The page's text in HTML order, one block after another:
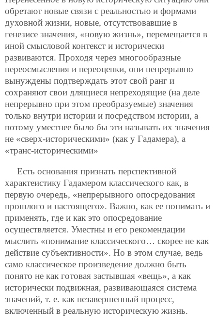
обретают новые связи с реальностью и формами
духовной жизни, новые, отсутствовавшие в
генезисе значения, «новую жизнь», перемещается в
иной смысловой контекст и исторически
развиваются. Проходя через многообразные
переосмысления и переоценки, они непрерывно
вынуждены подтверждать этот свой ранг и
сохраняют свои длящиеся непреходящие (на деле
непрерывно при этом преобразуемые) значения
только внутри истории и посредством истории, а
потому уместнее было бы эти называть их значения
не «сверх-историческими» (как у Гадамера), а
«транс-историческими»
Есть основания признать перспективной
характеистику Гадамером классического как, в
первую очередь, «непрерывного опосредования
прошлого и настоящего». Важно, как ее понимать и
применять, где и как это опосредование
осуществляется. Уместны и его рекомендации
мыслить «понимание классического… скорее не как
действие субъективности». Но в этом случае, ведь
само классическое произведение должно быть
понято не как готовая застывшая «вещь», а как
исторически подвижная, развивающаяся система
значений, т. е. как незавершенный процесс,
включенный в реальную историческую жизнь.